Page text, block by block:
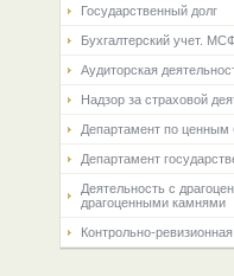
Государственный долг
Бухгалтерский учет.
Аудиторская
Надзор за страховой
Департамент по ценным
Департамент
Деятельность с
драгоценными камнями
Контрольно-